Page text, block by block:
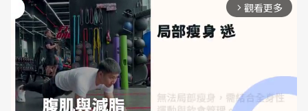
arrow_forward_ios 觀看更多